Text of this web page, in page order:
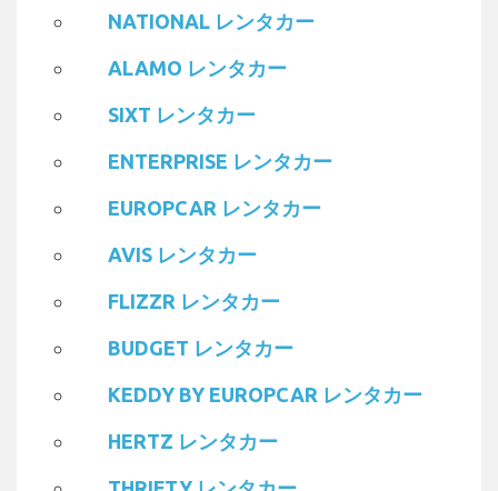
NATIONAL レンタカー
ALAMO レンタカー
SIXT レンタカー
ENTERPRISE レンタカー
EUROPCAR レンタカー
AVIS レンタカー
FLIZZR レンタカー
BUDGET レンタカー
KEDDY BY EUROPCAR レンタカー
HERTZ レンタカー